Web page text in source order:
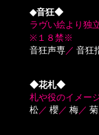
◆音狂◆
ラヴい絵より独
※１８禁※
音狂声専／ 音狂
◆花札◆
札や役のイメー
松／ 櫻／ 梅／ 菊